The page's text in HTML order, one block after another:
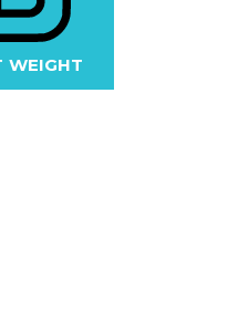
WEIGHT